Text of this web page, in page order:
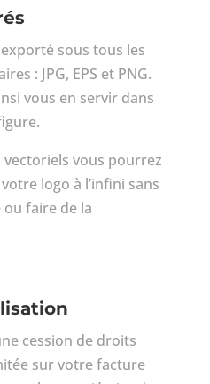
sous tous les
: JPG, EPS et PNG.
vous en servir dans
vectoriels vous pourrez
logo à l’infini sans
faire de la
cession de droits
sur votre facture